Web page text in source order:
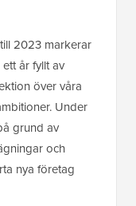
2023 markerar
år fyllt av
över våra
Under
grund av
och
nya företag